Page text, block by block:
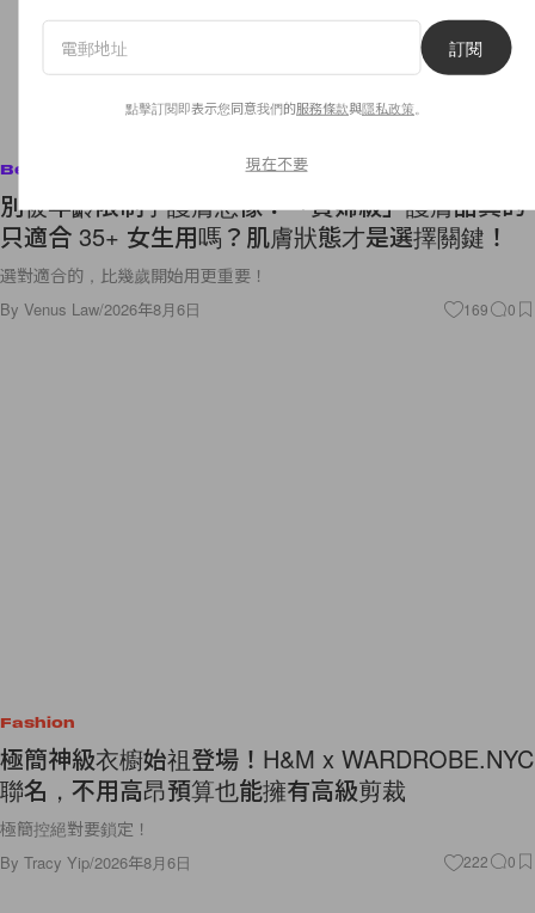
Beauty
別被年齡限制了護膚想像：「貴婦級」護膚品真的
只適合 35+ 女生用嗎？肌膚狀態才是選擇關鍵！
選對適合的，比幾歲開始用更重要！
By Venus Law/2026年8月6日 169 0
Fashion
極簡神級衣櫥始祖登場！H&M x WARDROBE.NYC
聯名，不用高昂預算也能擁有高級剪裁
極簡控絕對要鎖定！
By Tracy Yip/2026年8月6日 222 0
訂閱
點擊訂閱即表示您同意我們的服務條款與隱私政策
現在不要